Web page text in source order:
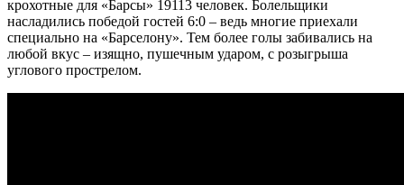
крохотные для «Барсы» 19113 человек. Болельщики
насладились победой гостей 6:0 – ведь многие приехали
специально на «Барселону». Тем более голы забивались на
любой вкус – изящно, пушечным ударом, с розыгрыша
углового прострелом.